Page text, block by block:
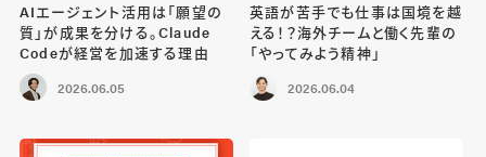
AIエージェント活用は「願望の
質」が成果を分ける。Claude
Codeが経営を加速する理由
2026.06.05
英語が苦手でも仕事は国境を越
える！？海外チームと働く先輩の
「やってみよう精神」
2026.06.04